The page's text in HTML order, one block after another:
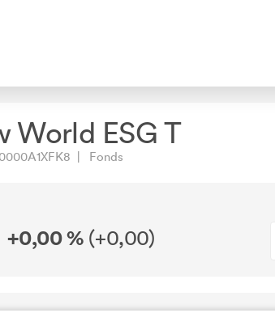
World ESG T
| Fonds
+0,00 % (+0,00)